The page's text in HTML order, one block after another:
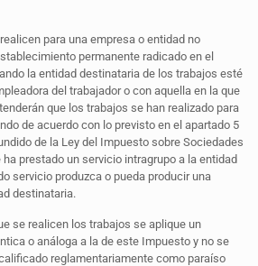
para una empresa o entidad no
permanente radicado en el
la entidad destinataria de los trabajos esté
del trabajador o con aquella en la que
que los trabajos se han realizado para
de acuerdo con lo previsto en el apartado 5
de la Ley del Impuesto sobre Sociedades
prestado un servicio intragrupo a la entidad
servicio produzca o pueda producir una
destinataria.
se realicen los trabajos se aplique un
o análoga a la de este Impuesto y no se
reglamentariamente como paraíso